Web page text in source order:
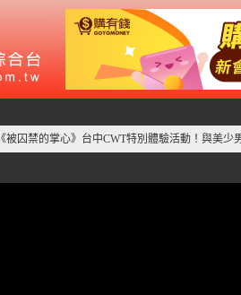
《被囚禁的掌心》台中CWT特別體驗活動！與美少